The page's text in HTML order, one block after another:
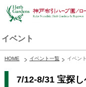
イベント
HOME イベント一覧 イベン
7/12-8/31 宝探